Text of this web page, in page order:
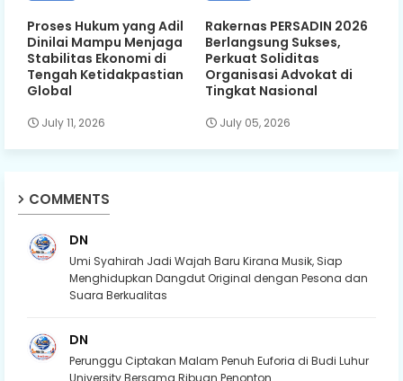
Proses Hukum yang Adil
Dinilai Mampu Menjaga
Stabilitas Ekonomi di
Tengah Ketidakpastian
Global
July 11, 2026
Rakernas PERSADIN 2026
Berlangsung Sukses,
Perkuat Soliditas
Organisasi Advokat di
Tingkat Nasional
July 05, 2026
COMMENTS
DN
Umi Syahirah Jadi Wajah Baru Kirana Musik, Siap
Menghidupkan Dangdut Original dengan Pesona dan
Suara Berkualitas
DN
Perunggu Ciptakan Malam Penuh Euforia di Budi Luhur
University Bersama Ribuan Penonton